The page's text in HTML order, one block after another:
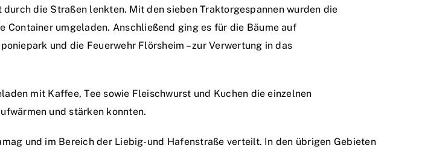
die Straßen lenkten. Mit den sieben Traktorgespannen wurden die
Container umgeladen. Anschließend ging es für die Bäume auf
und die Feuerwehr Flörsheim – zur Verwertung in das
mit Kaffee, Tee sowie Fleischwurst und Kuchen die einzelnen
und stärken konnten.
und im Bereich der Liebig- und Hafenstraße verteilt. In den übrigen Gebieten